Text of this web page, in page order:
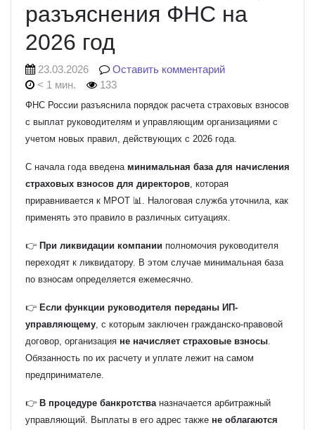
разъяснения ФНС на
2026 год
23.03.2026
Оставить комментарий
< 1 мин.
133
ФНС России разъяснила порядок расчета страховых взносов
с выплат руководителям и управляющим организациями с
учетом новых правил, действующих с 2026 года.
С начала года введена минимальная база для начисления
страховых взносов для директоров , которая
приравнивается к МРОТ 📊. Налоговая служба уточнила, как
применять это правило в различных ситуациях.
👉 При ликвидации компании полномочия руководителя
переходят к ликвидатору. В этом случае минимальная база
по взносам определяется ежемесячно.
👉 Если функции руководителя переданы ИП-
управляющему , с которым заключен гражданско-правовой
договор, организация не начисляет страховые взносы
Обязанность по их расчету и уплате лежит на самом
предпринимателе.
👉 В процедуре банкротства назначается арбитражный
управляющий. Выплаты в его адрес также не облагаются